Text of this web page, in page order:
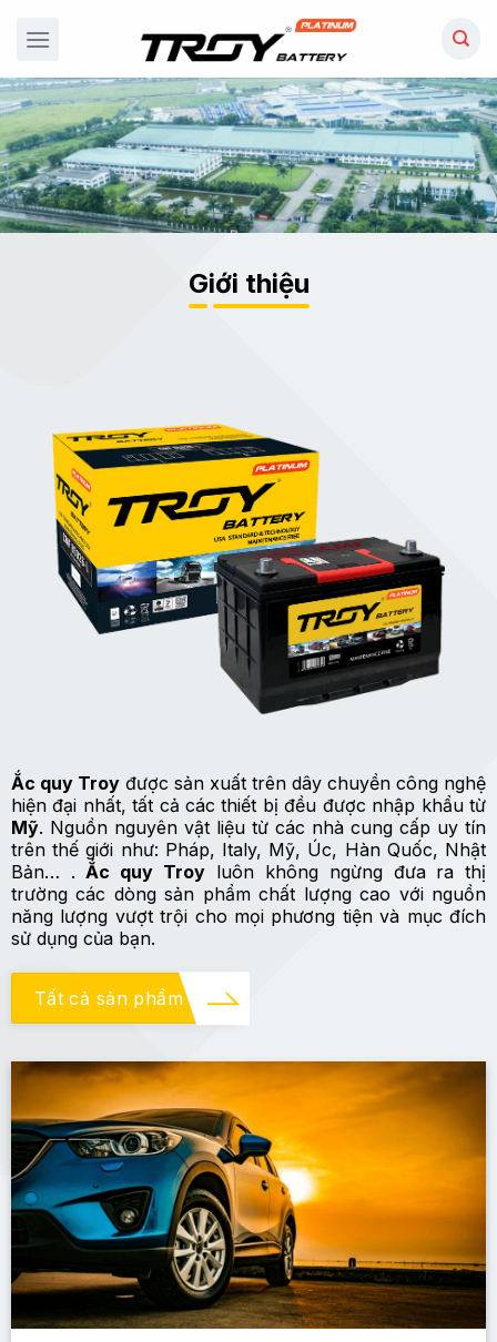
đến
dung
Giới thiệu
Ắc quy Troyđược sản xuất trên dây chuyền công nghệ
hiện đại nhất, tất cả các thiết bị đều được nhập khẩu từ
Mỹ. Nguồn nguyên vật liệu từ các nhà cung cấp uy tín
trên thế giới như: Pháp, Italy, Mỹ, Úc, Hàn Quốc, Nhật
Bản… .Ắc quy Troy luôn không ngừng đưa ra thị
trường các dòng sản phẩm chất lượng cao với nguồn
năng lượng vượt trội cho mọi phương tiện và mục đích
sử dụng của bạn.
Tất cả sản phẩm